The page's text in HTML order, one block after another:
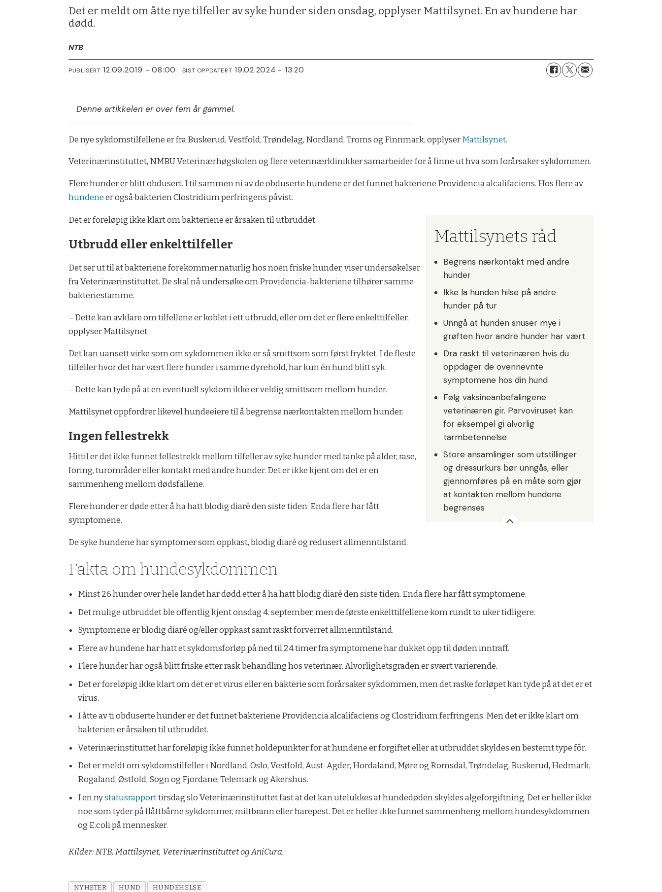
Det er meldt om åtte nye tilfeller av syke hunder siden onsdag, opplyser Mattilsynet. En av hundene har
dødd.
NTB
PUBLISERT 12.09.2019 - 08:00 SIST OPPDATERT 19.02.2024 - 13:20
Denne artikkelen er over fem år gammel.
De nye sykdomstilfellene er fra Buskerud, Vestfold, Trøndelag, Nordland, Troms og Finnmark, opplyserMattilsynet.
Veterinærinstituttet, NMBU Veterinærhøgskolen og flere veterinærklinikker samarbeider for å finne ut hva som forårsaker sykdommen.
Flere hunder er blitt obdusert. I til sammen ni av de obduserte hundene er det funnet bakteriene Providencia alcalifaciens. Hos flere av
hundeneer også bakterien Clostridium perfringens påvist.
Mattilsynets råd
Begrens nærkontakt med andre
hunder
Ikke la hunden hilse på andre
hunder på tur
Unngå at hunden snuser mye i
grøften hvor andre hunder har vært
Dra raskt til veterinæren hvis du
oppdager de ovennevnte
symptomene hos din hund
Følg vaksineanbefalingene
veterinæren gir. Parvoviruset kan
for eksempel gi alvorlig
tarmbetennelse
Store ansamlinger som utstillinger
og dressurkurs bør unngås, eller
gjennomføres på en måte som gjør
at kontakten mellom hundene
begrenses
Det er foreløpig ikke klart om bakteriene er årsaken til utbruddet.
Utbrudd eller enkelttilfeller
Det ser ut til at bakteriene forekommer naturlig hos noen friske hunder, viser undersøkelser
fra Veterinærinstituttet. De skal nå undersøke om Providencia-bakteriene tilhører samme
bakteriestamme.
– Dette kan avklare om tilfellene er koblet i ett utbrudd, eller om det er flere enkelttilfeller,
opplyser Mattilsynet.
Det kan uansett virke som om sykdommen ikke er så smittsom som først fryktet. I de fleste
tilfeller hvor det har vært flere hunder i samme dyrehold, har kun én hund blitt syk.
– Dette kan tyde på at en eventuell sykdom ikke er veldig smittsom mellom hunder.
Mattilsynet oppfordrer likevel hundeeiere til å begrense nærkontakten mellom hunder.
Ingen fellestrekk
Hittil er det ikke funnet fellestrekk mellom tilfeller av syke hunder med tanke på alder, rase,
foring, turområder eller kontakt med andre hunder. Det er ikke kjent om det er en
sammenheng mellom dødsfallene.
Flere hunder er døde etter å ha hatt blodig diaré den siste tiden. Enda flere har fått
symptomene.
De syke hundene har symptomer som oppkast, blodig diaré og redusert allmenntilstand.
Fakta om hundesykdommen
Minst 26 hunder over hele landet har dødd etter å ha hatt blodig diaré den siste tiden. Enda flere har fått symptomene.
Det mulige utbruddet ble offentlig kjent onsdag 4. september, men de første enkelttilfellene kom rundt to uker tidligere.
Symptomene er blodig diaré og/eller oppkast samt raskt forverret allmenntilstand.
Flere av hundene har hatt et sykdomsforløp på ned til 24 timer fra symptomene har dukket opp til døden inntraff.
Flere hunder har også blitt friske etter rask behandling hos veterinær. Alvorlighetsgraden er svært varierende.
Det er foreløpig ikke klart om det er et virus eller en bakterie som forårsaker sykdommen, men det raske forløpet kan tyde på at det er et
virus.
I åtte av ti obduserte hunder er det funnet bakteriene Providencia alcalifaciens og Clostridium ferfringens. Men det er ikke klart om
bakterien er årsaken til utbruddet.
Veterinærinstituttet har foreløpig ikke funnet holdepunkter for at hundene er forgiftet eller at utbruddet skyldes en bestemt type fôr.
Det er meldt om sykdomstilfeller i Nordland, Oslo, Vestfold, Aust-Agder, Hordaland, Møre og Romsdal, Trøndelag, Buskerud, Hedmark,
Rogaland, Østfold, Sogn og Fjordane, Telemark og Akershus.
I en nystatusrapporttirsdag slo Veterinærinstituttet fast at det kan utelukkes at hundedøden skyldes algeforgiftning. Det er heller ikke
noe som tyder på flåttbårne sykdommer, miltbrann eller harepest. Det er heller ikke funnet sammenheng mellom hundesykdommen
og E.coli på mennesker.
Kilder: NTB, Mattilsynet, Veterinærinstituttet og AniCura.
NYHETER HUND HUNDEHELSE